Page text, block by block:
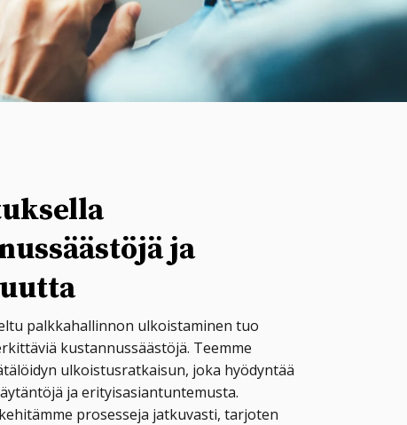
ja
palkkahallinnon ulkoistaminen tuo
kustannussäästöjä. Teemme
ulkoistusratkaisun, joka hyödyntää
ja erityisasiantuntemusta.
prosesseja jatkuvasti, tarjoten